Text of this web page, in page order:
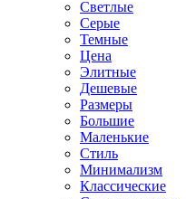
Светлые
Серые
Темные
Цена
Элитные
Дешевые
Размеры
Большие
Маленькие
Стиль
Минимализм
Классические